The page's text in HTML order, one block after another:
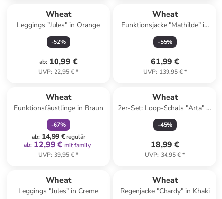
Wheat
Leggings "Jules" in Orange
-52%
ab: 10,99 €
UVP: 22,95 €*
Wheat
Funktionsjacke "Mathilde" in
Rosa
-55%
61,99 €
UVP: 139,95 €*
Wheat
Funktionsfäustlinge in Braun
-67%
ab: 14,99 €regulär
ab: 12,99 € mit family
UVP: 39,95 €*
Wheat
2er-Set: Loop-Schals "Arta" in
Dunkelblau/ Weiß
-45%
18,99 €
UVP: 34,95 €*
Wheat
Leggings "Jules" in Creme
Wheat
Regenjacke "Chardy" in Khaki